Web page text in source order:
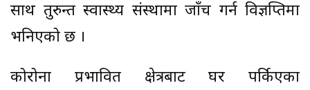
साथ तुरुन्त स्वास्थ्य संस्थामा जाँच गर्न विज्ञप्तिमा
भनिएको छ ।
कोरोना प्रभावित क्षेत्रबाट घर पर्किएका